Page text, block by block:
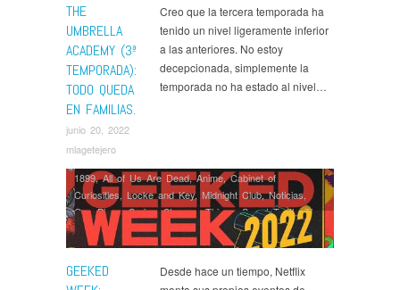
THE
UMBRELLA
ACADEMY (3ª
TEMPORADA):
TODO QUEDA
EN FAMILIAS.
junio 20, 2022
mlagetejero
Creo que la tercera temporada ha
tenido un nivel ligeramente inferior
a las anteriores. No estoy
decepcionada, simplemente la
temporada no ha estado al nivel…
GEEKED
1899,All of Us Are Dead,Anime,Cabinet of
Curiosities, Locke and Key, Midnight Club,Noticias,
One Piece,Series,Stranger Things,Sweet Tooth,The
Sandman , The Umbrella Academy ,Ví­deos Wednesday
Desde hace un tiempo, Netflix